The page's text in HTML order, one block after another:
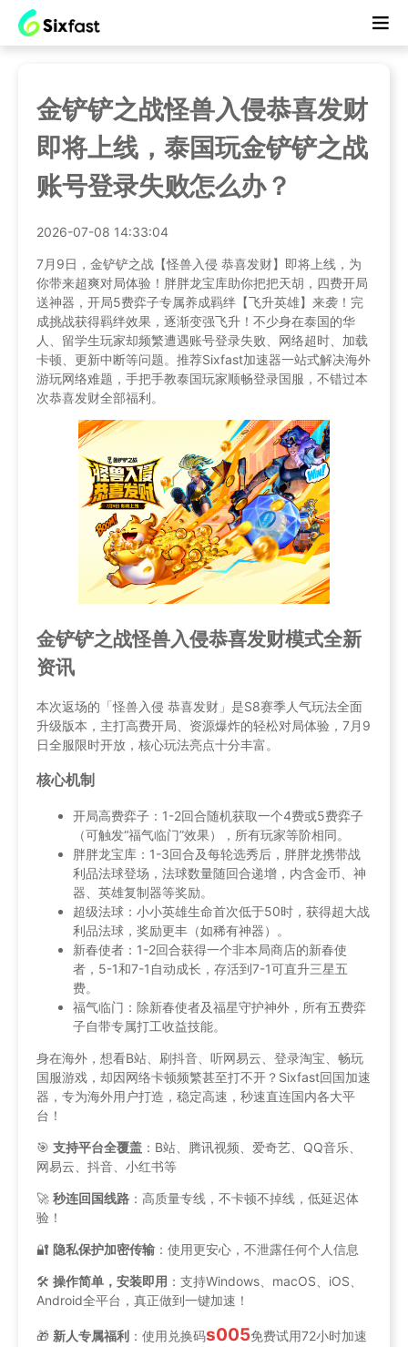
金铲铲之战怪兽入侵恭喜发财
即将上线，泰国玩金铲铲之战
账号登录失败怎么办？
2026-07-08 14:33:04
7月9日，金铲铲之战【怪兽入侵 恭喜发财】即将上线，为
你带来超爽对局体验！胖胖龙宝库助你把把天胡，四费开局
送神器，开局5费弈子专属养成羁绊【飞升英雄】来袭！完
成挑战获得羁绊效果，逐渐变强飞升！不少身在泰国的华
人、留学生玩家却频繁遭遇账号登录失败、网络超时、加载
卡顿、更新中断等问题。推荐Sixfast加速器一站式解决海外
游玩网络难题，手把手教泰国玩家顺畅登录国服，不错过本
次恭喜发财全部福利。
金铲铲之战怪兽入侵恭喜发财模式全新
资讯
本次返场的「怪兽入侵 恭喜发财」是S8赛季人气玩法全面
升级版本，主打高费开局、资源爆炸的轻松对局体验，7月9
日全服限时开放，核心玩法亮点十分丰富。
核心机制
开局高费弈子：1-2回合随机获取一个4费或5费弈子
（可触发“福气临门”效果），所有玩家等阶相同。
胖胖龙宝库：1-3回合及每轮选秀后，胖胖龙携带战
利品法球登场，法球数量随回合递增，内含金币、神
器、英雄复制器等奖励。
超级法球：小小英雄生命首次低于50时，获得超大战
利品法球，奖励更丰（如稀有神器）。
新春使者：1-2回合获得一个非本局商店的新春使
者，5-1和7-1自动成长，存活到7-1可直升三星五
费。
福气临门：除新春使者及福星守护神外，所有五费弈
子自带专属打工收益技能。
身在海外，想看B站、刷抖音、听网易云、登录淘宝、畅玩
国服游戏，却因网络卡顿频繁甚至打不开？Sixfast回国加速
器，专为海外用户打造，稳定高速，秒速直连国内各大平
台！
🎯 支持平台全覆盖 ：B站、腾讯视频、爱奇艺、QQ音乐、
网易云、抖音、小红书等
🚀 秒连回国线路 ：高质量专线，不卡顿不掉线，低延迟体
验！
🔐 隐私保护加密传输 ：使用更安心，不泄露任何个人信息
🛠 操作简单，安装即用 ：支持Windows、macOS、iOS、
Android全平台，真正做到一键加速！
🎁 新人专属福利 ：使用兑换码s005免费试用72小时加速